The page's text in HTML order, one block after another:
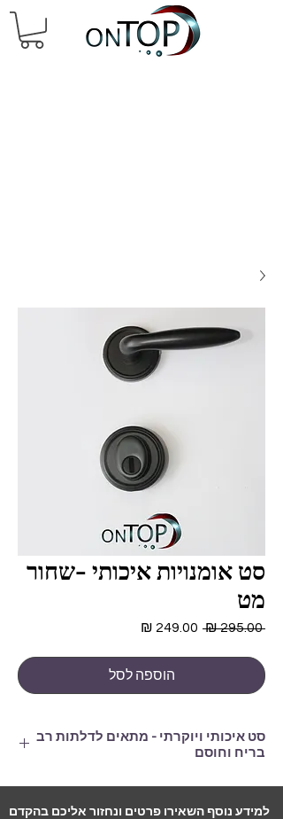
סט אומנויות איכותי -שחור
מט
‏295.00 ‏₪
מחיר
הוספה לסל
סט איכותי ויוקרתי - מתאים לדלתות רב
בריח וחוסם
מתאים לדלתות רב בריח / חוסם על ידי
למידע נוסף השאירו פרטים ונחזור אליכם בהקדם